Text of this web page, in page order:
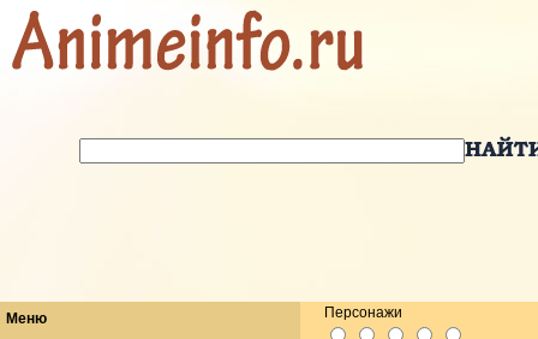
Персонажи
Меню